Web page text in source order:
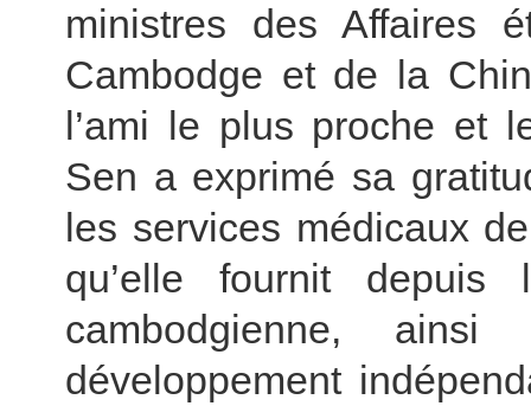
ministres des Affaires
Cambodge et de la
l’ami le plus proche et
Sen a exprimé sa
les services médicaux
qu’elle fournit
cambodgienne,
développement